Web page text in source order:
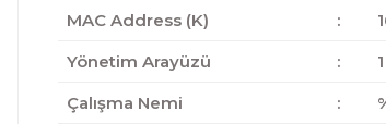
MAC Address (K)
:
Yönetim Arayüzü
:
Çalışma Nemi
: